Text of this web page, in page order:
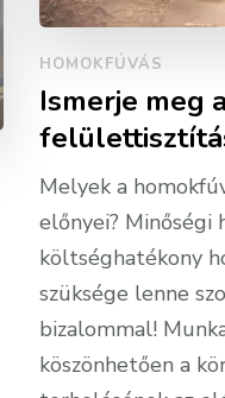
HOMOKFÚVÁS
Ismerje meg
Melyek a
előnyei? Minőségi
költséghatékony
szüksége lenne
bizalommal!
köszönhetően a